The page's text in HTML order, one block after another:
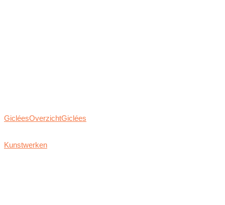
GicléesOverzichtGiclées
Kunstwerken